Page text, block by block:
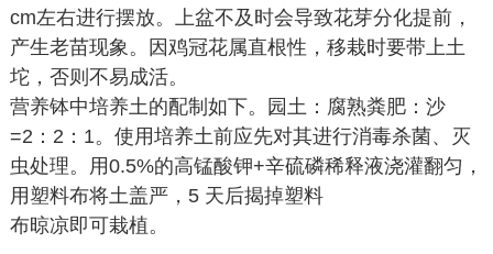
cm左右进行摆放。上盆不及时会导致花芽分化提前，
产生老苗现象。因鸡冠花属直根性，移栽时要带上土
坨，否则不易成活。
营养钵中培养土的配制如下。园土：腐熟粪肥：沙
=2：2：1。使用培养土前应先对其进行消毒杀菌、灭
虫处理。用0.5%的高锰酸钾+辛硫磷稀释液浇灌翻匀，
用塑料布将土盖严，5 天后揭掉塑料
布晾凉即可栽植。